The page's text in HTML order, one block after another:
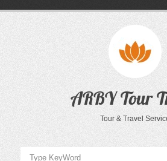
ARBY Tour
Tour & Travel